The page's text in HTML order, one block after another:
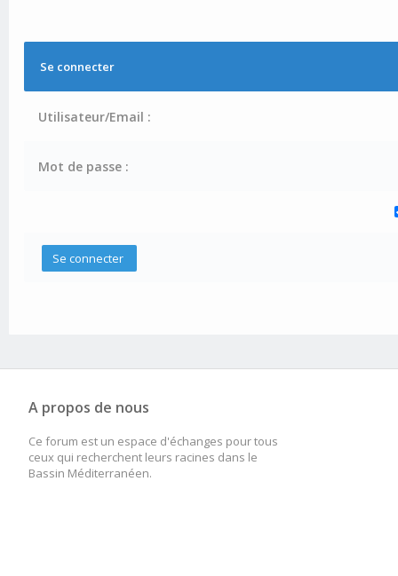
Se connecter
Utilisateur/Email :
Mot de passe :
A propos de nous
Ce forum est un espace d'échanges pour tous
ceux qui recherchent leurs racines dans le
Bassin Méditerranéen.